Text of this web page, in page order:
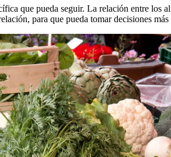
que pueda seguir. La relación entre
para que pueda tomar decisiones